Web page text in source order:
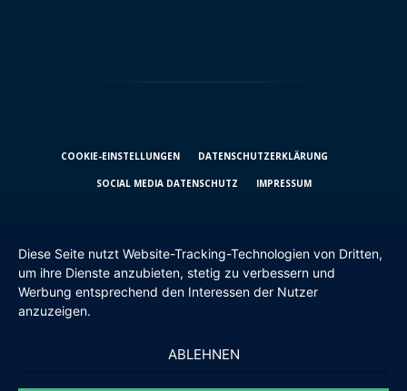
COOKIE-EINSTELLUNGEN DATENSCHUTZ­ERKLÄRUNG
SOCIAL MEDIA DATENSCHUTZ IMPRESSUM
Diese Seite nutzt Website-Tracking-Technologien von Dritten,
um ihre Dienste anzubieten, stetig zu verbessern und
Werbung entsprechend den Interessen der Nutzer
anzuzeigen.
ABLEHNEN